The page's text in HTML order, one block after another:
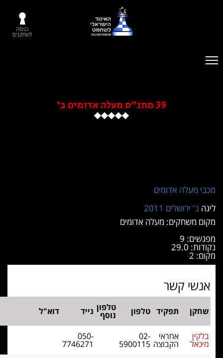
לשחקנים
מעלה אדומים
ב' ירושלים 2011
משחקים: מעלה אדומים
9
29.0
2
קשר
תפקיד טלפון טלפון
נוסף נייד דוא"ל
אחראי
הקבוצה
02-
5900115
7746271